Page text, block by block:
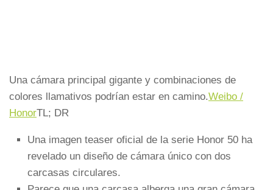
Una cámara principal gigante y combinaciones de
colores llamativos podrían estar en camino.Weibo /
HonorTL; DR
Una imagen teaser oficial de la serie Honor 50 ha
revelado un diseño de cámara único con dos
carcasas circulares.